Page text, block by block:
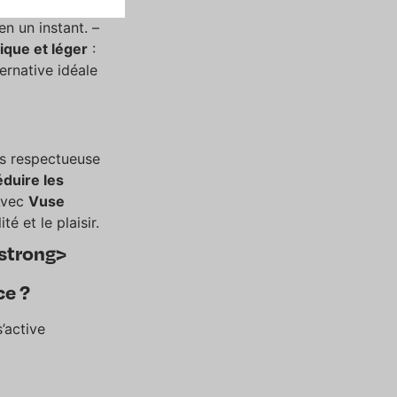
un instant. –
et léger :
idéale
respectueuse
les
Vuse
et le plaisir.
?